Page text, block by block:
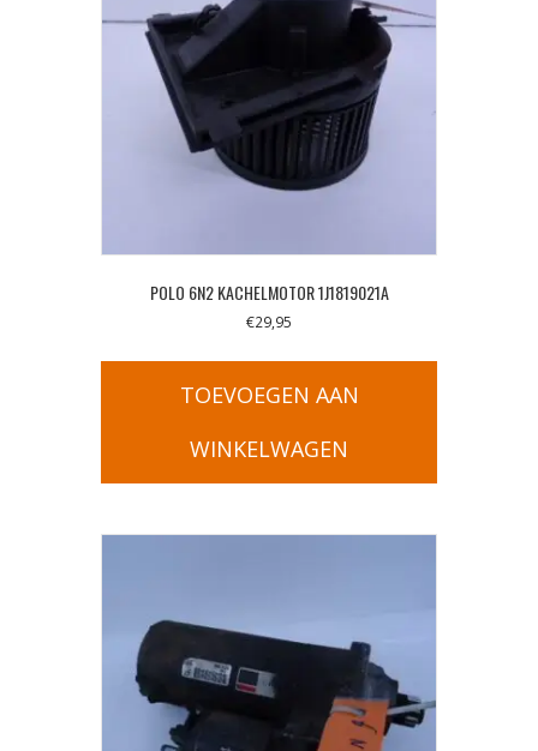
POLO 6N2 KACHELMOTOR 1J1819021A
€29,95
TOEVOEGEN AAN
WINKELWAGEN